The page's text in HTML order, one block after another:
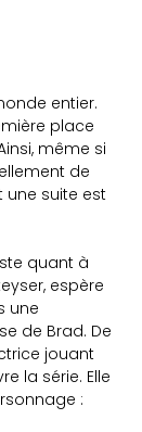
entier.
place
même si
de
une suite est
quant à
espère
une
de Brad. De
jouant
la série. Elle
: